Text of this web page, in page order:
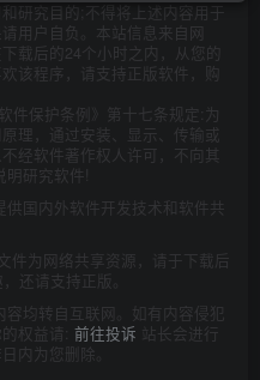
研究目的;不得将上述内容用于
用户自负。本站信息来自网
载后的24个小时之内，从您的
该程序，请支持正版软件，购
件保护条例》第十七条规定:为
理，通过安装、显示、传输或
经软件著作权人许可，不向其
研究软件!
国内外软件开发技术和软件共
件为网络共享资源，请于下载后
还请支持正版。
均转自互联网。如有内容侵犯
权益请: 前往投诉 站长会进行
内为您删除。